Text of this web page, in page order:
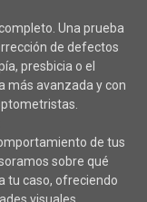
Una prueba
de defectos
presbicia o el
más avanzada y con
de tus
sobre qué
tu caso, ofreciendo
visuales.